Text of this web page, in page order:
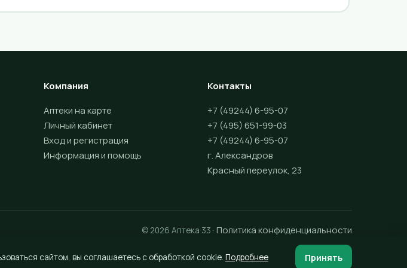
Компания
Аптеки на карте
Личный кабинет
Вход и регистрация
Информация и помощь
Контакты
+7 (49244) 6-95-07
+7 (495) 651-99-03
+7 (49244) 6-95-07
г. Александров
Красный переулок, 23
© 2026 Аптека 33 · Политика конфиденциальности
сайтом, вы соглашаетесь с обработкой cookie. Подробнее Принять